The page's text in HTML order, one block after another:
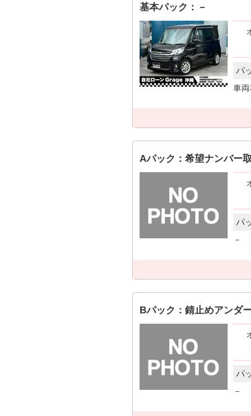
基本パック：－
パ
車両
Aパック：希望ナンバー
パ
－
Bパック：錆止めアンダ
パ
－